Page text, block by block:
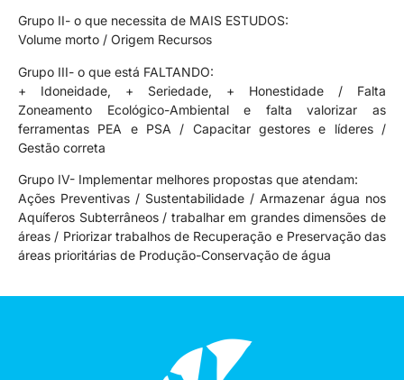
Grupo II- o que necessita de MAIS ESTUDOS:
Volume morto / Origem Recursos
Grupo III- o que está FALTANDO:
+ Idoneidade, + Seriedade, + Honestidade / Falta
Zoneamento Ecológico-Ambiental e falta valorizar as
ferramentas PEA e PSA / Capacitar gestores e líderes /
Gestão correta
Grupo IV- Implementar melhores propostas que atendam:
Ações Preventivas / Sustentabilidade / Armazenar água nos
Aquíferos Subterrâneos / trabalhar em grandes dimensões de
áreas / Priorizar trabalhos de Recuperação e Preservação das
áreas prioritárias de Produção-Conservação de água